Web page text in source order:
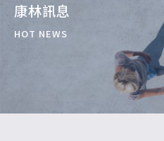
康林訊息
HOT NEWS